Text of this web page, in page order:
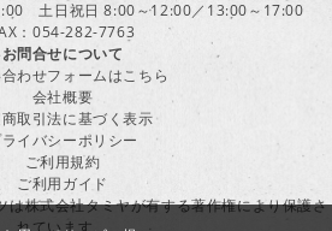
土日祝日 8:00～12:00／13:00～17:00
：054-282-7763
お問合せについて
わせフォームはこちら
会社概要
取引法に基づく表示
イバシーポリシー
ご利用規約
ご利用ガイド
は株式会社タミヤが有する著作権により保護さ
れています。